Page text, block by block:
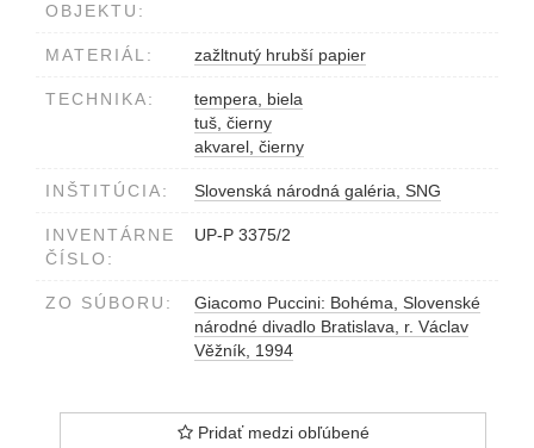
OBJEKTU:
MATERIÁL: zažltnutý hrubší papier
TECHNIKA:
tempera, biela
tuš, čierny
akvarel, čierny
INŠTITÚCIA: Slovenská národná galéria, SNG
INVENTÁRNE
ČÍSLO:
UP-P 3375/2
ZO SÚBORU:
Giacomo Puccini: Bohéma, Slovenské
národné divadlo Bratislava, r. Václav
Věžník, 1994
Pridať medzi obľúbené